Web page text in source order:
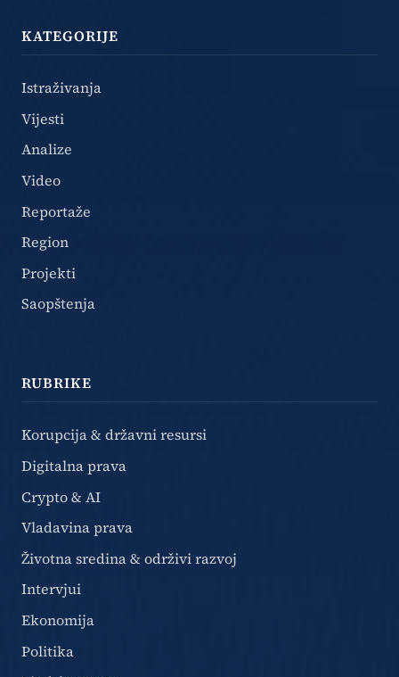
KATEGORIJE
Istraživanja
Vijesti
Analize
Video
Reportaže
Region
Projekti
Saopštenja
RUBRIKE
Korupcija & državni resursi
Digitalna prava
Crypto & AI
Vladavina prava
Životna sredina & održivi razvoj
Intervjui
Ekonomija
Politika